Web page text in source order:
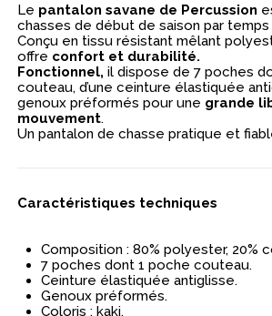
Le pantalon savane de Percussion
chasses de début de saison par
Conçu en tissu résistant mêlant
offre confort et durabilité.
Fonctionnel, il dispose de 7 poches
couteau, d’une ceinture élastiquée
genoux préformés pour une grande
mouvement.
Un pantalon de chasse pratique et
Caractéristiques techniques
Composition : 80% polyester, 20%
7 poches dont 1 poche couteau.
Ceinture élastiquée antiglisse.
Genoux préformés.
Coloris : kaki.